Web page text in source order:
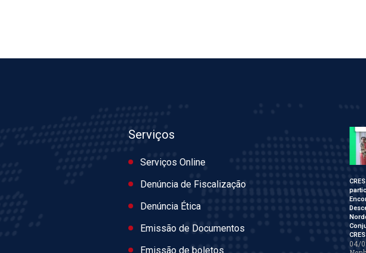
Serviços
Serviços Online
Denúncia de Fiscalização
Denúncia Ética
Emissão de Documentos
Emissão de boletos
04/